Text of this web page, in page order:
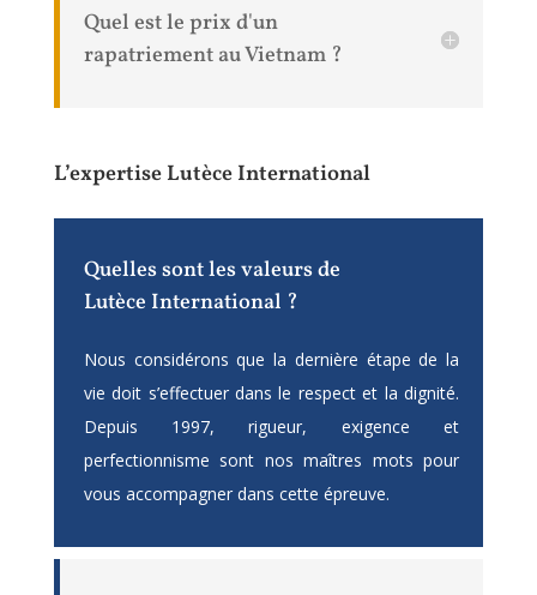
Quel est le prix d'un
rapatriement au Vietnam ?
L’expertise Lutèce International
Quelles sont les valeurs de
Lutèce International ?
Nous considérons que la dernière étape de la
vie doit s’effectuer dans le respect et la dignité.
Depuis 1997, rigueur, exigence et
perfectionnisme sont nos maîtres mots pour
vous accompagner dans cette épreuve.